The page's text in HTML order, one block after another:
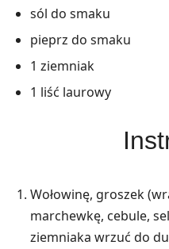
sól do smaku
pieprz do smaku
1 ziemniak
1 liść laurowy
Wołowinę, groszek
marchewkę, cebule,
ziemniaka wrzuć do